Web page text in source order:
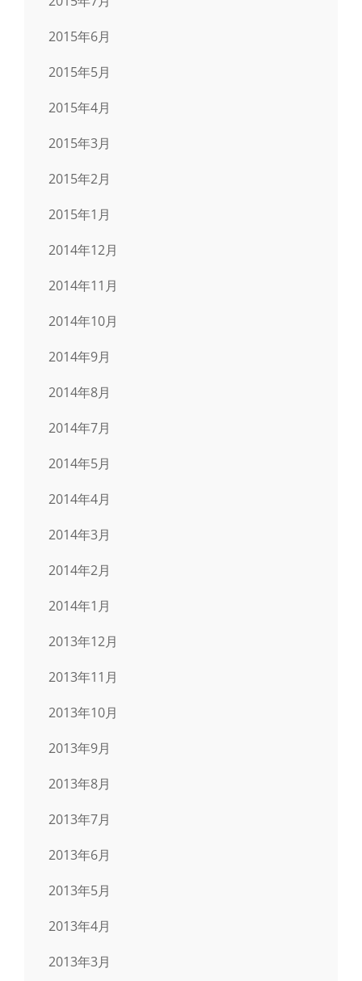
2015年6月
2015年5月
2015年4月
2015年3月
2015年2月
2015年1月
2014年12月
2014年11月
2014年10月
2014年9月
2014年8月
2014年7月
2014年5月
2014年4月
2014年3月
2014年2月
2014年1月
2013年12月
2013年11月
2013年10月
2013年9月
2013年8月
2013年7月
2013年6月
2013年5月
2013年4月
2013年3月